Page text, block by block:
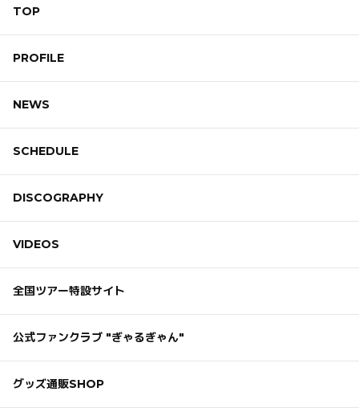
TOP
PROFILE
NEWS
SCHEDULE
DISCOGRAPHY
VIDEOS
全国ツアー特設サイト
公式ファンクラブ "ぎゃるぎゃん"
グッズ通販SHOP